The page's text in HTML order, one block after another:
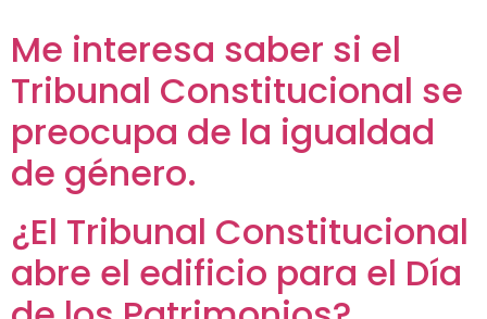
Me interesa saber si el
Tribunal Constitucional se
preocupa de la igualdad
de género.
¿El Tribunal Constitucional
abre el edificio para el Día